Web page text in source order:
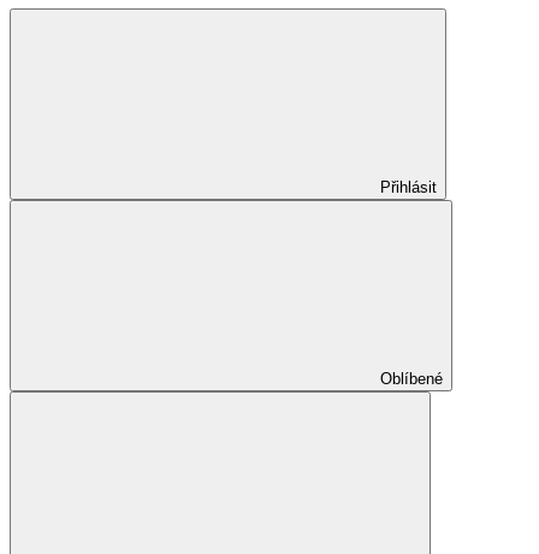
Přihlásit
Oblíbené